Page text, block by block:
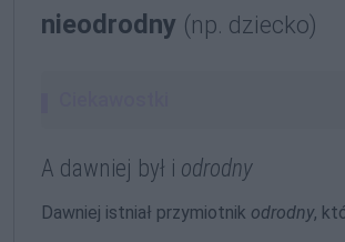
nieodrodny (np. dziecko)
A dawniej był i odrodny
Dawniej istniał przymiotnik odrodny,